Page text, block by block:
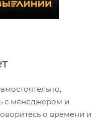
с менеджером и
о времени и